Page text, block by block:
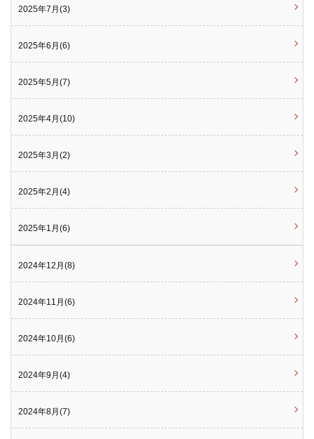
2025年7月(3)
2025年6月(6)
2025年5月(7)
2025年4月(10)
2025年3月(2)
2025年2月(4)
2025年1月(6)
2024年12月(8)
2024年11月(6)
2024年10月(6)
2024年9月(4)
2024年8月(7)